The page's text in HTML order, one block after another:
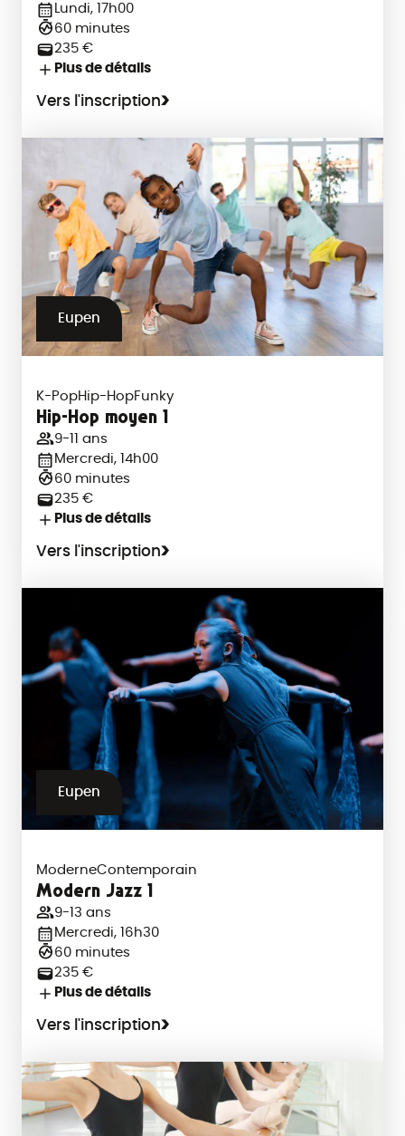
Lundi, 17h00
60 minutes
235 €
Plus de détails
Vers l'inscription
Eupen
K-PopHip-HopFunky
Hip-Hop moyen 1
9-11 ans
Mercredi, 14h00
60 minutes
235 €
Plus de détails
Vers l'inscription
Eupen
ModerneContemporain
Modern Jazz 1
9-13 ans
Mercredi, 16h30
60 minutes
235 €
Plus de détails
Vers l'inscription